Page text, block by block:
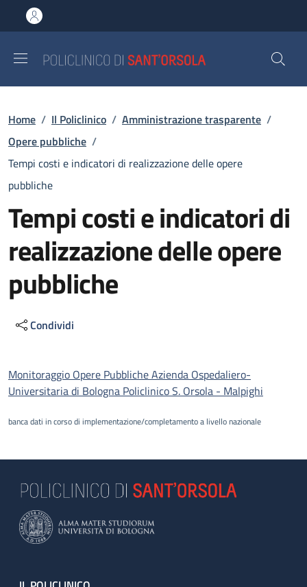
al contenuto principale
to footer content
Briciole di pane
Home / Il Policlinico / Amministrazione trasparente /
Opere pubbliche /
Tempi costi e indicatori di realizzazione delle opere
pubbliche
Tempi costi e indicatori di
realizzazione delle opere
pubbliche
Condividi
Descrizione
Monitoraggio Opere Pubbliche Azienda Ospedaliero-
Universitaria di Bologna Policlinico S. Orsola - Malpighi
banca dati in corso di implementazione/completamento a livello nazionale